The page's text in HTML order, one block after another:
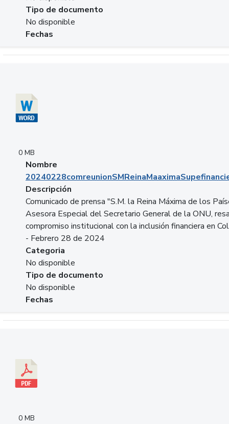
Tipo de documento
No disponible
Fechas
0 MB
Nombre
Descripción
Comunicado de prensa "S.M. la Reina Máxima de los
Asesora Especial del Secretario General de la ONU,
compromiso institucional con la inclusión financiera en
- Febrero 28 de 2024
Categoria
No disponible
Tipo de documento
No disponible
Fechas
0 MB